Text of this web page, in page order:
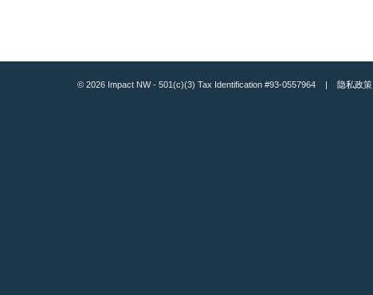
© 2026 Impact NW - 501(c)(3) Tax Identification #93-0557964 |隐私政策